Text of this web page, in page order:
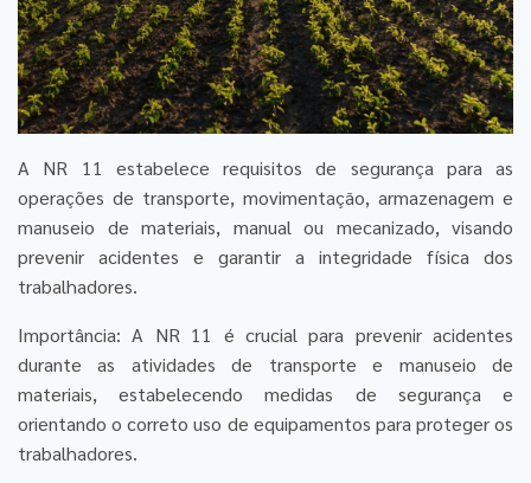
A NR 11 estabelece requisitos de segurança para as
operações de transporte, movimentação, armazenagem e
manuseio de materiais, manual ou mecanizado, visando
prevenir acidentes e garantir a integridade física dos
trabalhadores.
Importância: A NR 11 é crucial para prevenir acidentes
durante as atividades de transporte e manuseio de
materiais, estabelecendo medidas de segurança e
orientando o correto uso de equipamentos para proteger os
trabalhadores.